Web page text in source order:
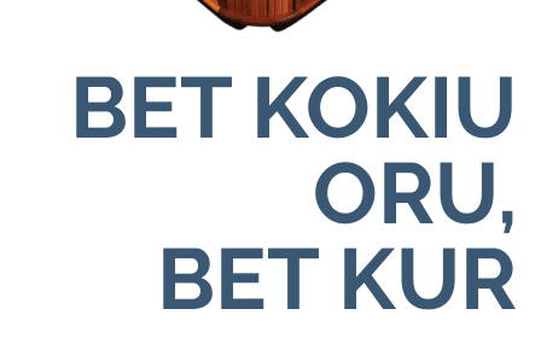
BET KOKIU
ORU,
BET KUR